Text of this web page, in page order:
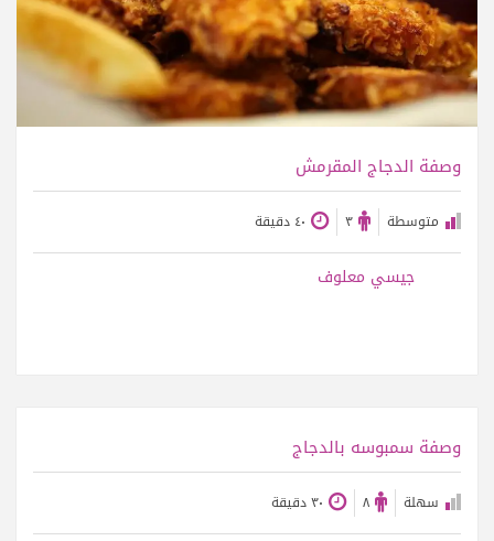
وصفة الدجاج المقرمش
متوسطة
جيسي معلوف
وصفة سمبوسه بالدجاج
سهلة